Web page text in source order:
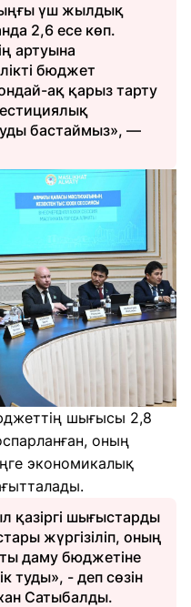
үш жылдық
2,6 есе көп.
артуына
бюджет
ақ қарыз тарту
бастаймыз», —
шығысы 2,8
оның
экономикалық
қазіргі шығыстарды
жүргізіліп, оның
даму бюджетіне
туды», - деп сөзін
Сатыбалды.